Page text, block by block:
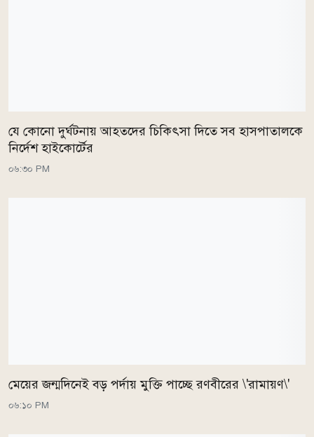
যে কোনো দুর্ঘটনায় আহতদের চিকিৎসা দিতে সব হাসপাতালকে
নির্দেশ হাইকোর্টের
০৬:৩০ PM
মেয়ের জন্মদিনেই বড় পর্দায় মুক্তি পাচ্ছে রণবীরের \'রামায়ণ\'
০৬:১০ PM